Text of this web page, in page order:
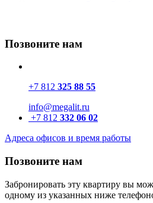
Позвоните нам
+7 812 325 88 55
info@megalit.ru
+7 812 332 06 02
Адреса офисов и время работы
Позвоните нам
Забронировать эту квартиру вы
одному из указанных ниже